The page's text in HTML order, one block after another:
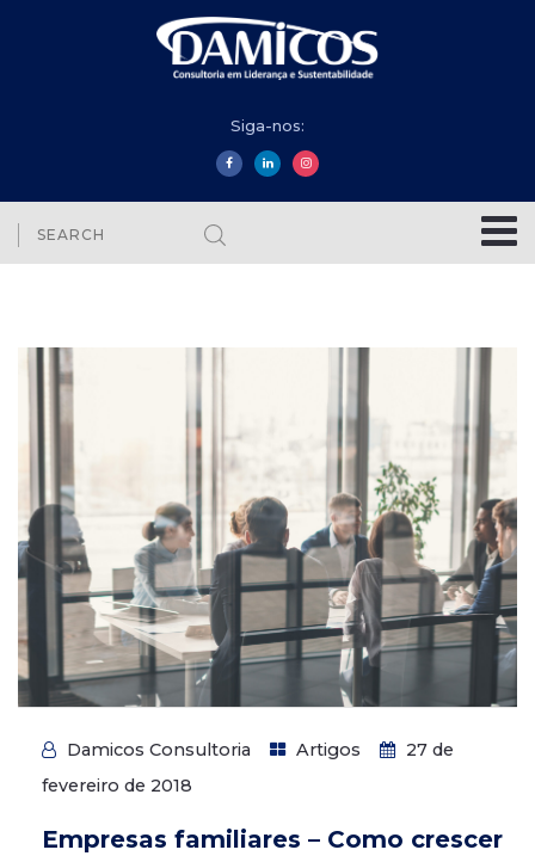
Siga-nos:
Damicos Consultoria Artigos
27 de
fevereiro de 2018
Empresas familiares – Como crescer